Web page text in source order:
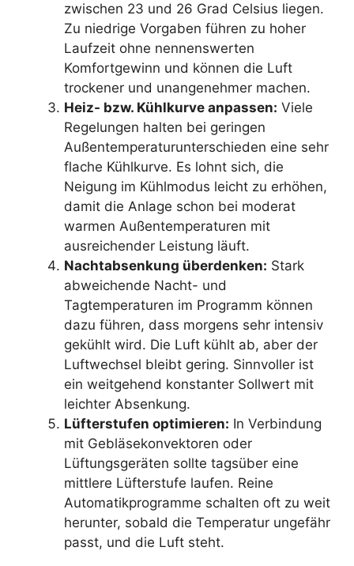
zwischen 23 und 26 Grad Celsius liegen.
Zu niedrige Vorgaben führen zu hoher
Laufzeit ohne nennenswerten
Komfortgewinn und können die Luft
trockener und unangenehmer machen.
Heiz- bzw. Kühlkurve anpassen: Viele
Regelungen halten bei geringen
Außentemperaturunterschieden eine sehr
flache Kühlkurve. Es lohnt sich, die
Neigung im Kühlmodus leicht zu erhöhen,
damit die Anlage schon bei moderat
warmen Außentemperaturen mit
ausreichender Leistung läuft.
Nachtabsenkung überdenken: Stark
abweichende Nacht- und
Tagtemperaturen im Programm können
dazu führen, dass morgens sehr intensiv
gekühlt wird. Die Luft kühlt ab, aber der
Luftwechsel bleibt gering. Sinnvoller ist
ein weitgehend konstanter Sollwert mit
leichter Absenkung.
Lüfterstufen optimieren: In Verbindung
mit Gebläsekonvektoren oder
Lüftungsgeräten sollte tagsüber eine
mittlere Lüfterstufe laufen. Reine
Automatikprogramme schalten oft zu weit
herunter, sobald die Temperatur ungefähr
passt, und die Luft steht.